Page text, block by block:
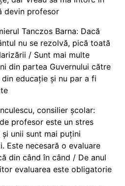
devin profesor
Tanczos Barna: Dacă
nu se rezolvă, pică toată
/ Sunt mai multe
din partea Guvernului către
educație și nu par a fi
consilier școlar:
profesor este un stres
unii sunt mai puțini
Este necesară o evaluare
din când în când / De anul
evaluarea este obligatorie